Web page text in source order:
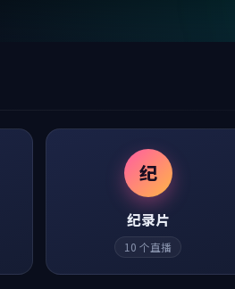
纪
纪录片
10 个直播